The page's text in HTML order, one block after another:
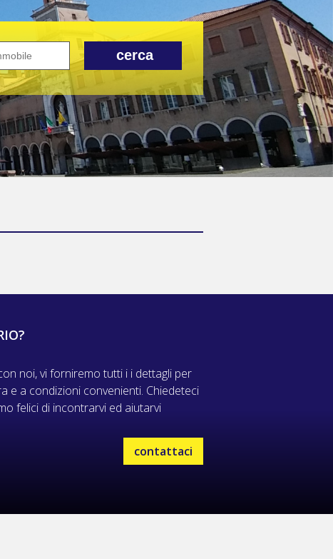
noi, vi forniremo tutti i i dettagli per
e a condizioni convenienti. Chiedeteci
felici di incontrarvi ed aiutarvi
contattaci